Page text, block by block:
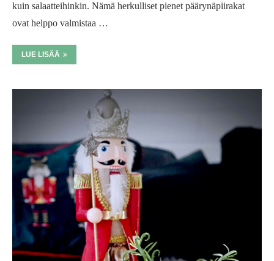
kuin salaatteihinkin. Nämä herkulliset pienet päärynäpiirakat
ovat helppo valmistaa …
LUE LISÄÄ